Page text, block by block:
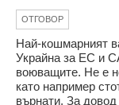
ОТГОВОР
Най-кошмарният
Украйна за ЕС и
воюващите. Не е
като например
върнати. За